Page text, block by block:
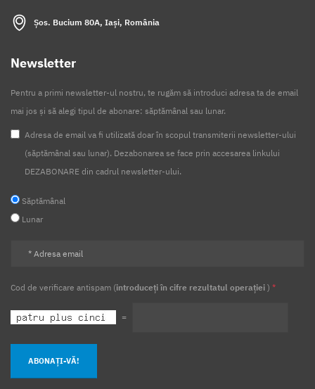
Șos. Bucium 80A, Iași, România
Newsletter
Pentru a primi newsletter-ul nostru, te rugăm să introduci adresa ta de email
mai jos și să alegi tipul de abonare: săptămânal sau lunar.
Adresa de email va fi utilizată doar în scopul transmiterii newsletter-ului
(săptămânal sau lunar). Dezabonarea se face prin accesarea linkului
DEZABONARE din cadrul newsletter-ului.
Săptămânal
Lunar
Cod de verificare antispam (introduceți în cifre rezultatul operației ) *
=
ABONAȚI-VĂ!